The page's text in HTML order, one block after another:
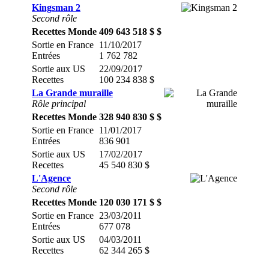
Kingsman 2
Second rôle
Recettes Monde 409 643 518 $ $
Sortie en France
Entrées
11/10/2017
1 762 782
Sortie aux US
Recettes
22/09/2017
100 234 838 $
La Grande muraille
Rôle principal
Recettes Monde 328 940 830 $ $
Sortie en France
Entrées
11/01/2017
836 901
Sortie aux US
Recettes
17/02/2017
45 540 830 $
L'Agence
Second rôle
Recettes Monde 120 030 171 $ $
Sortie en France
Entrées
23/03/2011
677 078
Sortie aux US
Recettes
04/03/2011
62 344 265 $